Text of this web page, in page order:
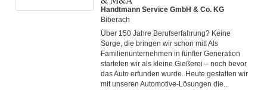
Handtmann Service GmbH & Co. KG
Biberach
Über 150 Jahre Berufserfahrung? Keine
Sorge, die bringen wir schon mit! Als
Familienunternehmen in fünfter Generation
starteten wir als kleine Gießerei – noch bevor
das Auto erfunden wurde. Heute gestalten wir
mit unseren Automotive-Lösungen die...